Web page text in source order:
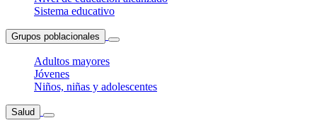
Sistema educativo
Grupos poblacionales
Adultos mayores
Jóvenes
Niños, niñas y adolescentes
Salud